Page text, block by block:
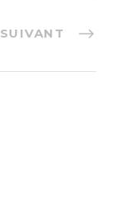
SUIVANT